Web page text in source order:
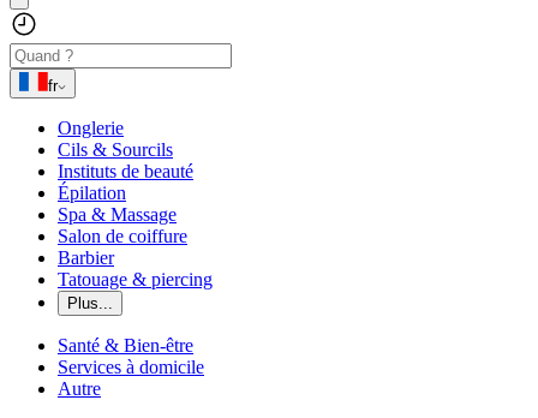
fr
Onglerie
Cils & Sourcils
Instituts de beauté
Épilation
Spa & Massage
Salon de coiffure
Barbier
Tatouage & piercing
Plus...
Santé & Bien-être
Services à domicile
Autre